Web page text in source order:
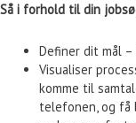
Så i forhold til din
Definer dit mål
Visualiser
komme til
telefonen, og få